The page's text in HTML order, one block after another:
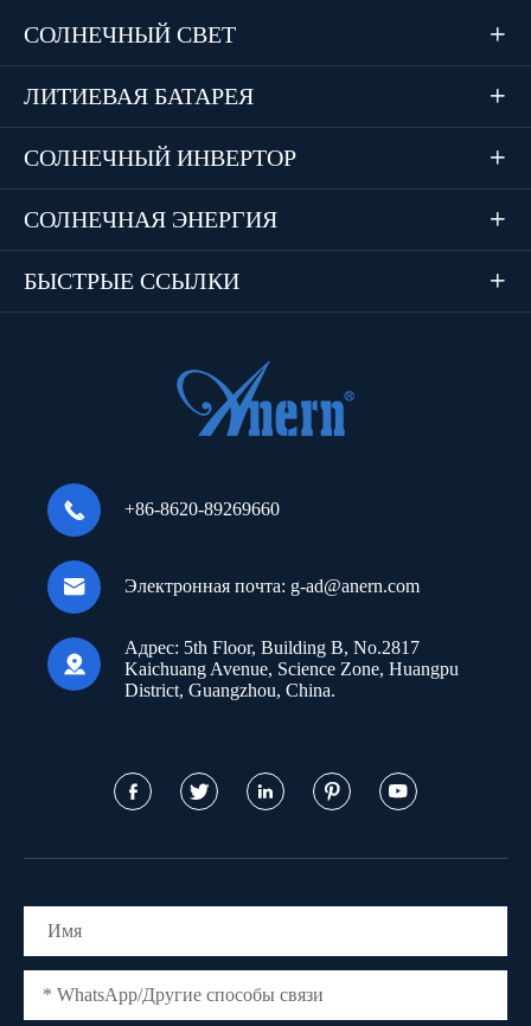
СОЛНЕЧНЫЙ СВЕТ 
ЛИТИЕВАЯ БАТАРЕЯ 
СОЛНЕЧНЫЙ ИНВЕРТОР 
СОЛНЕЧНАЯ ЭНЕРГИЯ 
БЫСТРЫЕ ССЫЛКИ 
 +86-8620-89269660
 Электронная почта: g-ad@anern.com

Адрес: 5th Floor, Building B, No.2817
Kaichuang Avenue, Science Zone, Huangpu
District, Guangzhou, China.
    